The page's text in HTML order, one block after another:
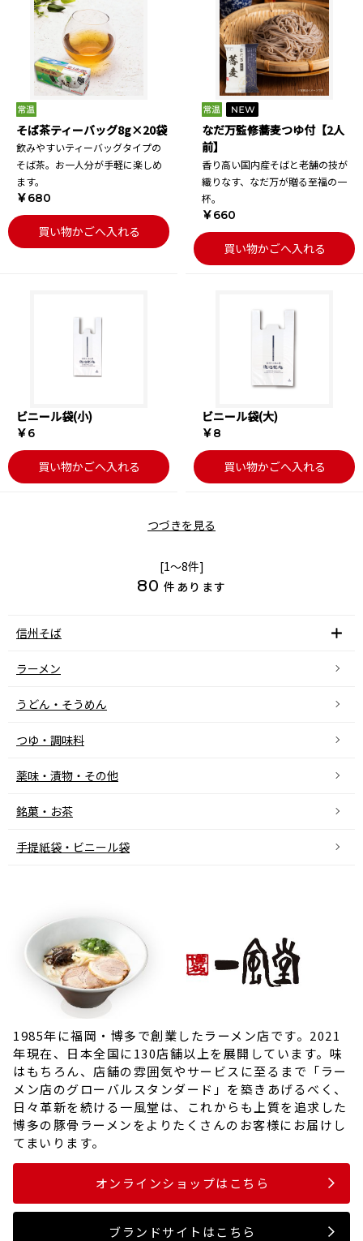
そば茶ティーバッグ8g×20袋
飲みやすいティーバッグタイプの
そば茶。お一人分が手軽に楽しめ
ます。
￥680
買い物かごへ入れる
なだ万監修蕎麦つゆ付【2人
前】
香り高い国内産そばと老舗の技が
織りなす、なだ万が贈る至福の一
杯。
￥660
買い物かごへ入れる
ビニール袋(小)
￥6
買い物かごへ入れる
ビニール袋(大)
￥8
買い物かごへ入れる
つづきを見る
[1～8件]
80 件あります
信州そば
ラーメン
うどん・そうめん
つゆ・調味料
薬味・漬物・その他
銘菓・お茶
手提紙袋・ビニール袋
1985年に福岡・博多で創業したラーメン店です。2021
年現在、日本全国に130店舗以上を展開しています。味
はもちろん、店舗の雰囲気やサービスに至るまで「ラー
メン店のグローバルスタンダード」を築きあげるべく、
日々革新を続ける一風堂は、これからも上質を追求した
博多の豚骨ラーメンをよりたくさんのお客様にお届けし
てまいります。
オンラインショップはこちら
ブランドサイトはこちら